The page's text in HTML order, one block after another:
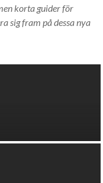
korta guider för
sig fram på dessa nya